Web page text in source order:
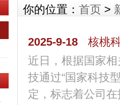
你的位置： 首页 >
2025-9-18
核桃
近日，根据国家
技通过“国家科技
定，标志着公司